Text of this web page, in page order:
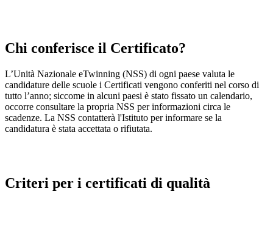
Chi conferisce il Certificato?
L’Unità Nazionale eTwinning (NSS) di ogni paese valuta le
candidature delle scuole i Certificati vengono conferiti nel corso di
tutto l’anno; siccome in alcuni paesi è stato fissato un calendario,
occorre consultare la propria NSS per informazioni circa le
scadenze. La NSS contatterà l'Istituto per informare se la
candidatura è stata accettata o rifiutata.
Criteri per i certificati di qualità